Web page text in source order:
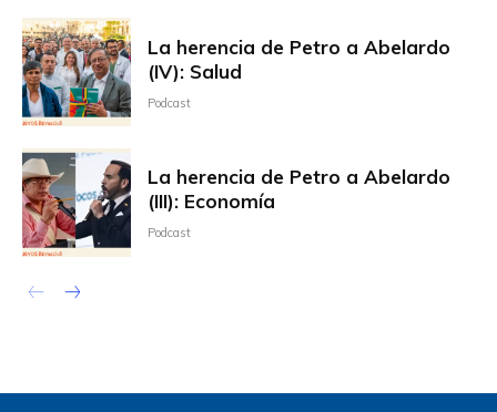
La herencia de Petro a Abelardo
(IV): Salud
Podcast
La herencia de Petro a Abelardo
(III): Economía
Podcast